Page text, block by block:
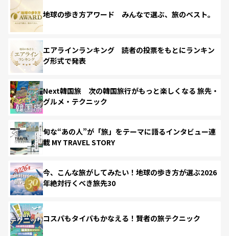
地球の歩き方アワード みんなで選ぶ、旅のベスト。
エアラインランキング 読者の投票をもとにランキン
グ形式で発表
Next韓国旅 次の韓国旅行がもっと楽しくなる 旅先・
グルメ・テクニック
旬な“あの人”が「旅」をテーマに語るインタビュー連
載 MY TRAVEL STORY
今、こんな旅がしてみたい！地球の歩き方が選ぶ2026
年絶対行くべき旅先30
コスパもタイパもかなえる！賢者の旅テクニック